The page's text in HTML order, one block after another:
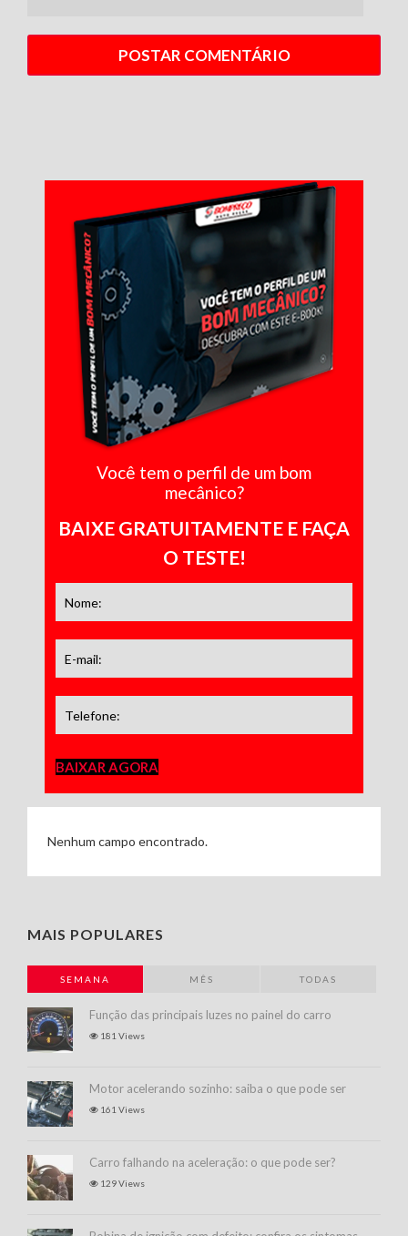
Você tem o perfil de um bom
mecânico?
BAIXE GRATUITAMENTE E FAÇA
O TESTE!
BAIXAR AGORA
Nenhum campo encontrado.
MAIS POPULARES
SEMANA MÊS TODAS
Função das principais luzes no painel do carro
181 Views
Motor acelerando sozinho: saiba o que pode ser
161 Views
Carro falhando na aceleração: o que pode ser?
129 Views